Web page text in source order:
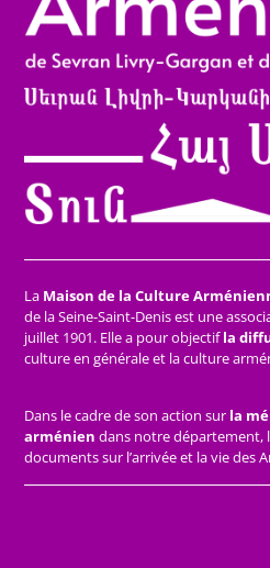
La Maison de la Culture
de la Seine-Saint-Denis est une
juillet 1901. Elle a pour objectifla
culture en générale et la culture
Dans le cadre de son action sur la
arménien dans notre département,
documents sur l’arrivée et la vie des